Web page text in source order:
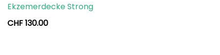
Ekzemerdecke Strong
CHF130.00